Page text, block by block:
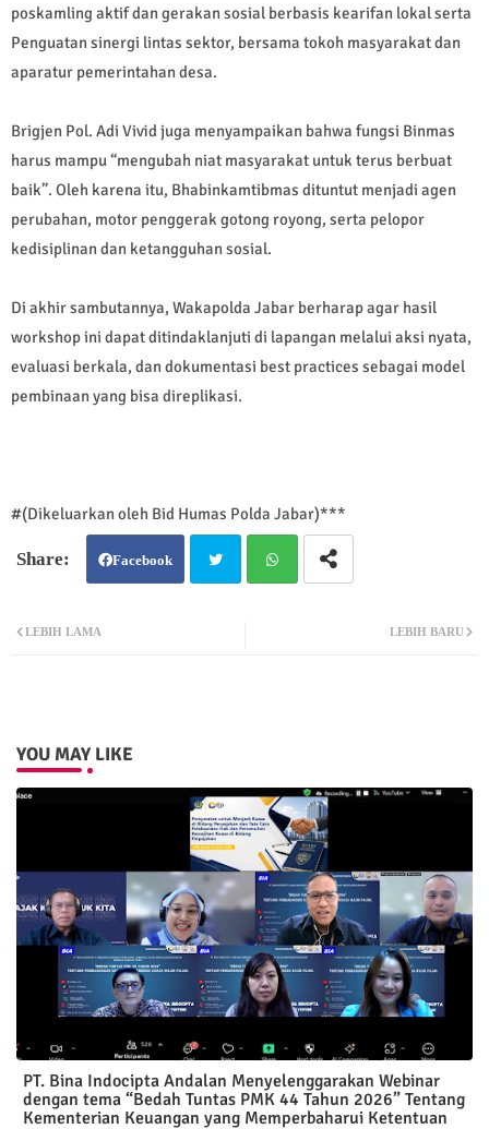
poskamling aktif dan gerakan sosial berbasis kearifan lokal serta
Penguatan sinergi lintas sektor, bersama tokoh masyarakat dan
aparatur pemerintahan desa.
Brigjen Pol. Adi Vivid juga menyampaikan bahwa fungsi Binmas
harus mampu “mengubah niat masyarakat untuk terus berbuat
baik”. Oleh karena itu, Bhabinkamtibmas dituntut menjadi agen
perubahan, motor penggerak gotong royong, serta pelopor
kedisiplinan dan ketangguhan sosial.
Di akhir sambutannya, Wakapolda Jabar berharap agar hasil
workshop ini dapat ditindaklanjuti di lapangan melalui aksi nyata,
evaluasi berkala, dan dokumentasi best practices sebagai model
pembinaan yang bisa direplikasi.
#(Dikeluarkan oleh Bid Humas Polda Jabar)***
Facebook
LEBIH BARU
LEBIH LAMA
YOU MAY LIKE
PT. Bina Indocipta Andalan Menyelenggarakan Webinar
dengan tema “Bedah Tuntas PMK 44 Tahun 2026” Tentang
Kementerian Keuangan yang Memperbaharui Ketentuan